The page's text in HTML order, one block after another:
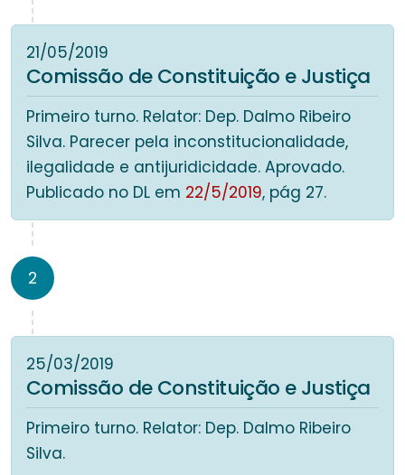
21/05/2019
Comissão de Constituição e Justiça
Primeiro turno. Relator: Dep. Dalmo Ribeiro
Silva. Parecer pela inconstitucionalidade,
ilegalidade e antijuridicidade. Aprovado.
Publicado no DL em 22/5/2019, pág 27.
2
25/03/2019
Comissão de Constituição e Justiça
Primeiro turno. Relator: Dep. Dalmo Ribeiro
Silva.